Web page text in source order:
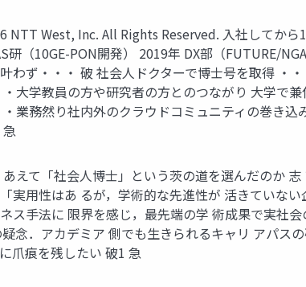
NTT West, Inc. All Rights Reserved. 入社してから
研（10GE-PON開発） 2019年 DX部（FUTURE/
わず・・・ 破 社会人ドクターで博士号を取得 ・
大学教員の方や研究者の方とのつながり 大学で
業務然り社内外のクラウドコミュニティの巻き
急
えて「社会人博士」という茨の道を選んだのか
実用性はあ るが，学術的な先進性が 活きていな
ス手法に 限界を感じ，最先端の学 術成果で実社
疑念．アカデミア 側でも生きられるキャリ アパス
爪痕を残したい 破1 急